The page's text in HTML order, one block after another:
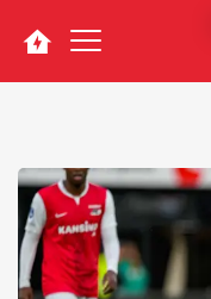
Navigation